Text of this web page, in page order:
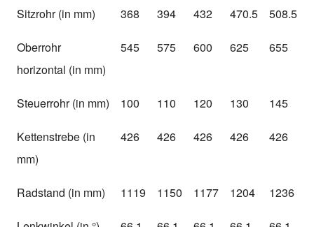
Sitzrohr (in mm) 368 394 432 470.5 508.5
Oberrohr
horizontal (in mm)
545 575 600 625 655
Steuerrohr (in mm) 100 110 120 130 145
Kettenstrebe (in
mm)
426 426 426 426 426
Radstand (in mm) 1119 1150 1177 1204 1236